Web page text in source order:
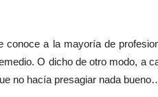
conoce a la mayoría de
O dicho de otro modo, a
no hacía presagiar nada